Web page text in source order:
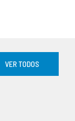
VER TODOS